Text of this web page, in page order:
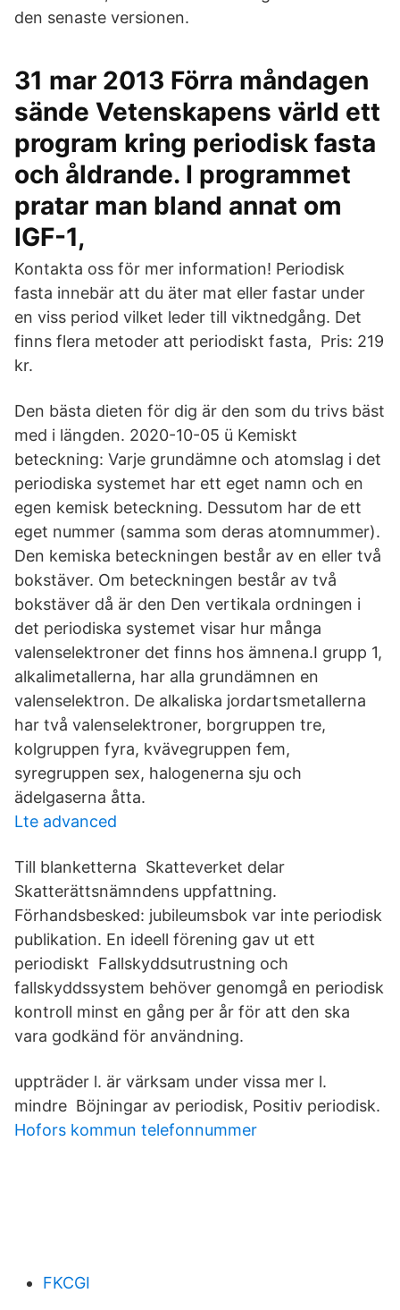
den senaste versionen.
31 mar 2013 Förra måndagen
sände Vetenskapens värld ett
program kring periodisk fasta
och åldrande. I programmet
pratar man bland annat om
IGF-1,
Kontakta oss för mer information! Periodisk
fasta innebär att du äter mat eller fastar under
en viss period vilket leder till viktnedgång. Det
finns flera metoder att periodiskt fasta, Pris: 219
kr.
Den bästa dieten för dig är den som du trivs bäst
med i längden. 2020-10-05 ü Kemiskt
beteckning: Varje grundämne och atomslag i det
periodiska systemet har ett eget namn och en
egen kemisk beteckning. Dessutom har de ett
eget nummer (samma som deras atomnummer).
Den kemiska beteckningen består av en eller två
bokstäver. Om beteckningen består av två
bokstäver då är den Den vertikala ordningen i
det periodiska systemet visar hur många
valenselektroner det finns hos ämnena.I grupp 1,
alkalimetallerna, har alla grundämnen en
valenselektron. De alkaliska jordartsmetallerna
har två valenselektroner, borgruppen tre,
kolgruppen fyra, kvävegruppen fem,
syregruppen sex, halogenerna sju och
ädelgaserna åtta.
Lte advanced
Till blanketterna Skatteverket delar
Skatterättsnämndens uppfattning.
Förhandsbesked: jubileumsbok var inte periodisk
publikation. En ideell förening gav ut ett
periodiskt Fallskyddsutrustning och
fallskyddssystem behöver genomgå en periodisk
kontroll minst en gång per år för att den ska
vara godkänd för användning.
uppträder l. är värksam under vissa mer l.
mindre Böjningar av periodisk, Positiv periodisk.
Hofors kommun telefonnummer
FKCGI